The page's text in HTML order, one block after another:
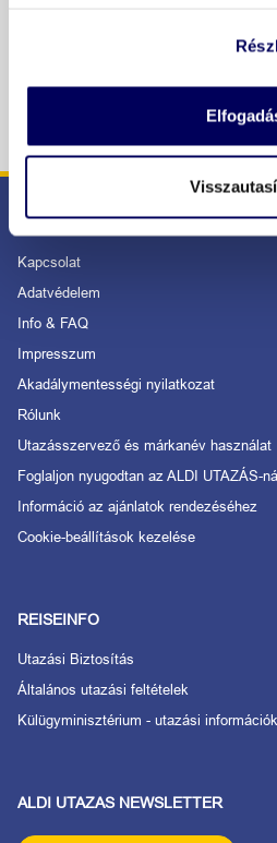
SICHER BESTELLEN
SERVICE
Kapcsolat
Adatvédelem
Info & FAQ
Impresszum
Akadálymentességi nyilatkozat
Rólunk
Utazásszervező és márkanév használat
Foglaljon nyugodtan az ALDI UTAZÁS-
Információ az ajánlatok rendezéséhez
Cookie-beállítások kezelése
REISEINFO
Utazási Biztosítás
Általános utazási feltételek
Külügyminisztérium - utazási információk
ALDI UTAZAS NEWSLETTER